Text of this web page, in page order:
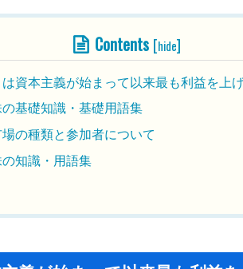
Contents [hide]
は資本主義が始まって以来最も利益を上
基礎知識・基礎用語集
の種類と参加者について
知識・用語集